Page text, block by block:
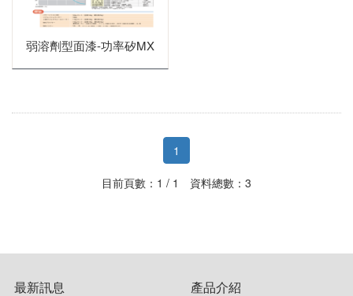
弱溶劑型面漆-功率矽MX
1
目前頁數：1 / 1 資料總數：3
最新訊息 產品介紹